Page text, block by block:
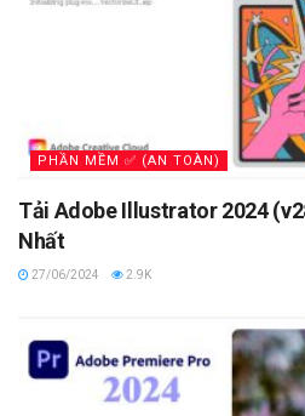
PHẦN MỀM ✅ (AN TOÀN)
Tải Adobe Illustrator 2024
Nhất
27/06/2024 2.9K